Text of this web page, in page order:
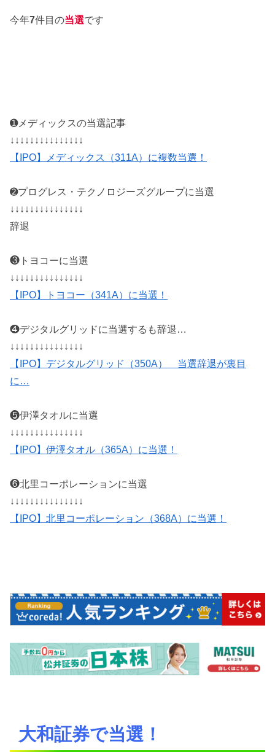
今年7件目の当選です
➊メディックスの当選記事
↓↓↓↓↓↓↓↓↓↓↓↓↓↓↓
【IPO】メディックス（311A）に複数当選！
➋プログレス・テクノロジーズグループに当選
↓↓↓↓↓↓↓↓↓↓↓↓↓↓↓
辞退
❸トヨコーに当選
↓↓↓↓↓↓↓↓↓↓↓↓↓↓↓
【IPO】トヨコー（341A）に当選！
❹デジタルグリッドに当選するも辞退…
↓↓↓↓↓↓↓↓↓↓↓↓↓↓↓
【IPO】デジタルグリッド（350A） 当選辞退が裏目
に…
❺伊澤タオルに当選
↓↓↓↓↓↓↓↓↓↓↓↓↓↓↓
【IPO】伊澤タオル（365A）に当選！
❻北里コーポレーションに当選
↓↓↓↓↓↓↓↓↓↓↓↓↓↓↓
【IPO】北里コーポレーション（368A）に当選！
大和証券で当選！